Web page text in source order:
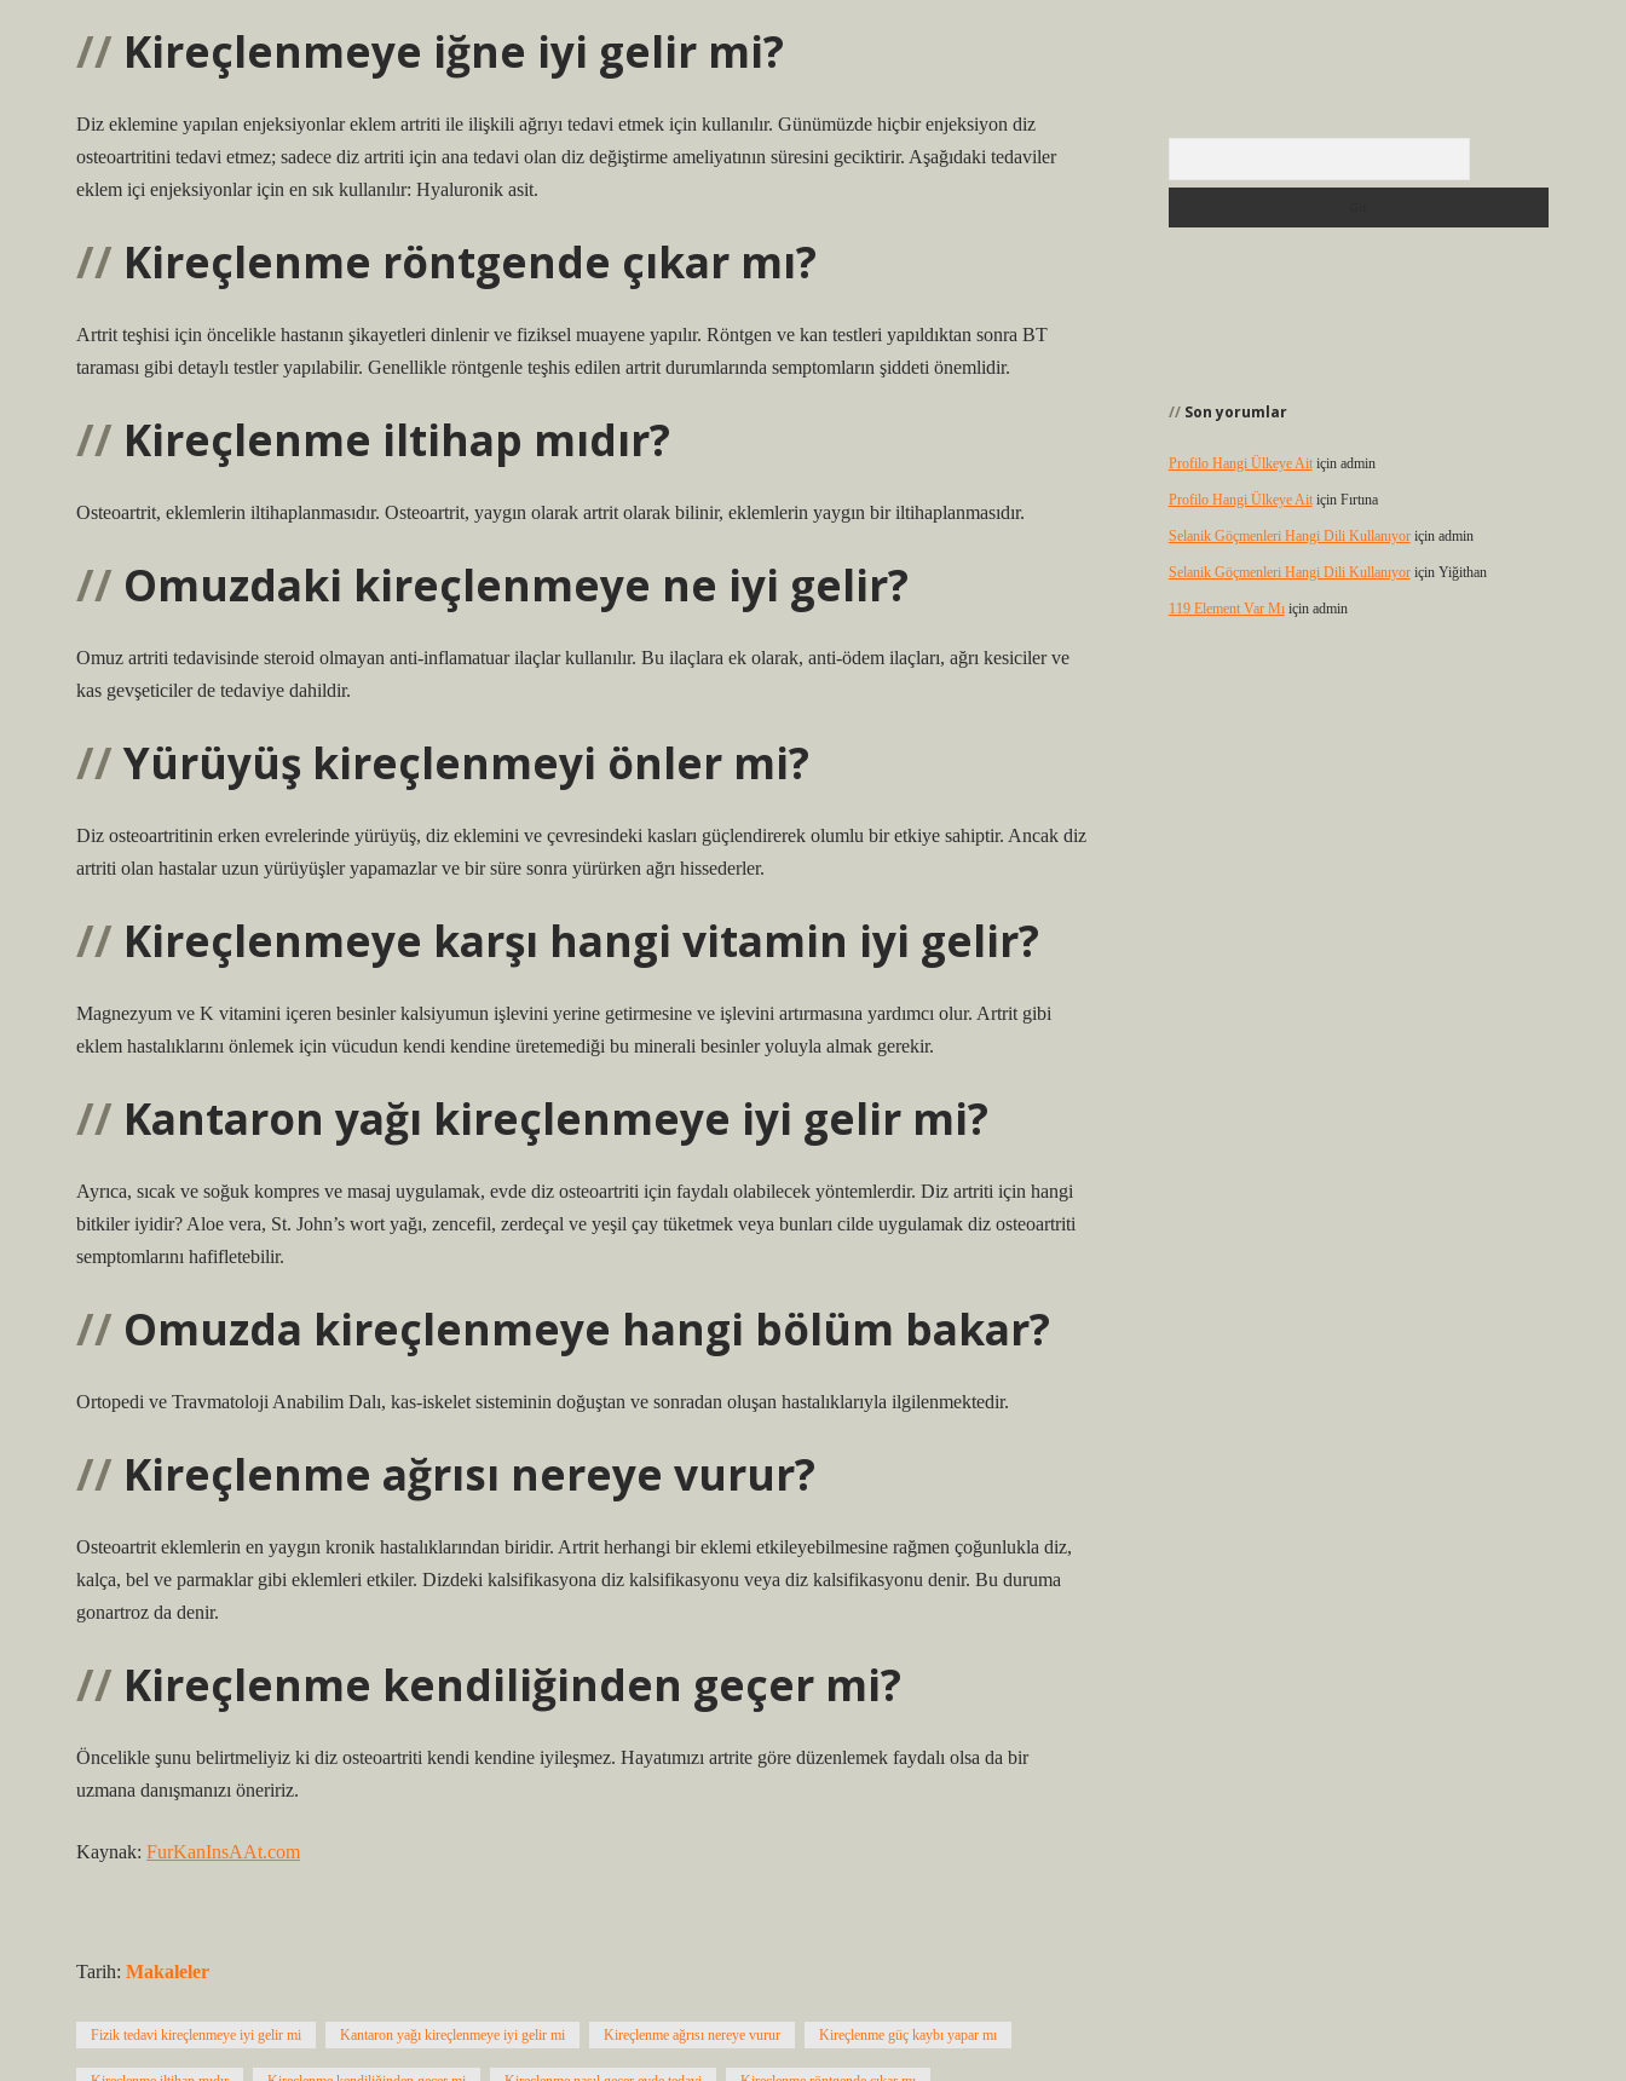
Kireçlenmeye iğne iyi gelir mi?
Diz eklemine yapılan enjeksiyonlar eklem artriti ile ilişkili ağrıyı tedavi etmek için kullanılır. Günümüzde hiçbir enjeksiyon diz
osteoartritini tedavi etmez; sadece diz artriti için ana tedavi olan diz değiştirme ameliyatının süresini geciktirir. Aşağıdaki tedaviler
eklem içi enjeksiyonlar için en sık kullanılır: Hyaluronik asit.
Kireçlenme röntgende çıkar mı?
Artrit teşhisi için öncelikle hastanın şikayetleri dinlenir ve fiziksel muayene yapılır. Röntgen ve kan testleri yapıldıktan sonra BT
taraması gibi detaylı testler yapılabilir. Genellikle röntgenle teşhis edilen artrit durumlarında semptomların şiddeti önemlidir.
Kireçlenme iltihap mıdır?
Osteoartrit, eklemlerin iltihaplanmasıdır. Osteoartrit, yaygın olarak artrit olarak bilinir, eklemlerin yaygın bir iltihaplanmasıdır.
Omuzdaki kireçlenmeye ne iyi gelir?
Omuz artriti tedavisinde steroid olmayan anti-inflamatuar ilaçlar kullanılır. Bu ilaçlara ek olarak, anti-ödem ilaçları, ağrı kesiciler ve
kas gevşeticiler de tedaviye dahildir.
Yürüyüş kireçlenmeyi önler mi?
Diz osteoartritinin erken evrelerinde yürüyüş, diz eklemini ve çevresindeki kasları güçlendirerek olumlu bir etkiye sahiptir. Ancak diz
artriti olan hastalar uzun yürüyüşler yapamazlar ve bir süre sonra yürürken ağrı hissederler.
Kireçlenmeye karşı hangi vitamin iyi gelir?
Magnezyum ve K vitamini içeren besinler kalsiyumun işlevini yerine getirmesine ve işlevini artırmasına yardımcı olur. Artrit gibi
eklem hastalıklarını önlemek için vücudun kendi kendine üretemediği bu minerali besinler yoluyla almak gerekir.
Kantaron yağı kireçlenmeye iyi gelir mi?
Ayrıca, sıcak ve soğuk kompres ve masaj uygulamak, evde diz osteoartriti için faydalı olabilecek yöntemlerdir. Diz artriti için hangi
bitkiler iyidir? Aloe vera, St. John’s wort yağı, zencefil, zerdeçal ve yeşil çay tüketmek veya bunları cilde uygulamak diz osteoartriti
semptomlarını hafifletebilir.
Omuzda kireçlenmeye hangi bölüm bakar?
Ortopedi ve Travmatoloji Anabilim Dalı, kas-iskelet sisteminin doğuştan ve sonradan oluşan hastalıklarıyla ilgilenmektedir.
Kireçlenme ağrısı nereye vurur?
Osteoartrit eklemlerin en yaygın kronik hastalıklarından biridir. Artrit herhangi bir eklemi etkileyebilmesine rağmen çoğunlukla diz,
kalça, bel ve parmaklar gibi eklemleri etkiler. Dizdeki kalsifikasyona diz kalsifikasyonu veya diz kalsifikasyonu denir. Bu duruma
gonartroz da denir.
Kireçlenme kendiliğinden geçer mi?
Öncelikle şunu belirtmeliyiz ki diz osteoartriti kendi kendine iyileşmez. Hayatımızı artrite göre düzenlemek faydalı olsa da bir
uzmana danışmanızı öneririz.
Kaynak: FurKanInsAAt.com
Tarih: Makaleler
Fizik tedavi kireçlenmeye iyi gelir mi Kantaron yağı kireçlenmeye iyi gelir mi Kireçlenme ağrısı nereye vurur Kireçlenme güç kaybı yapar mı
Son yorumlar
Profilo Hangi Ülkeye Aitiçin admin
Profilo Hangi Ülkeye Aitiçin Fırtına
Selanik Göçmenleri Hangi Dili Kullanıyoriçin admin
Selanik Göçmenleri Hangi Dili Kullanıyoriçin Yiğithan
119 Element Var Mıiçin admin